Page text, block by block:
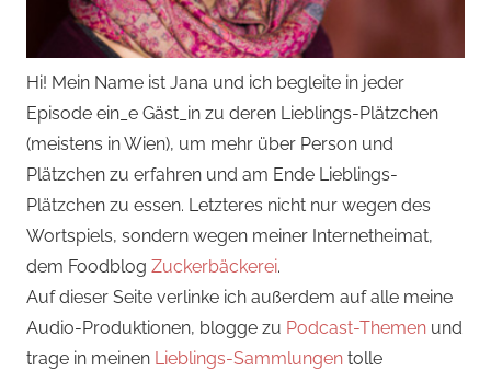
Hi! Mein Name ist Jana und ich begleite in jeder
Episode ein_e Gäst_in zu deren Lieblings-Plätzchen
(meistens in Wien), um mehr über Person und
Plätzchen zu erfahren und am Ende Lieblings-
Plätzchen zu essen. Letzteres nicht nur wegen des
Wortspiels, sondern wegen meiner Internetheimat,
dem Foodblog Zuckerbäckerei.
Auf dieser Seite verlinke ich außerdem auf alle meine
Audio-Produktionen, blogge zu Podcast-Themen und
trage in meinen Lieblings-Sammlungen tolle